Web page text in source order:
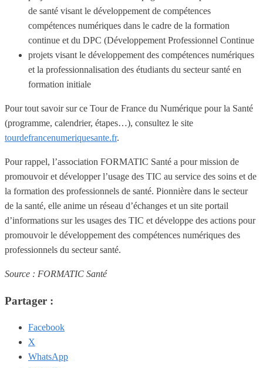
de santé visant le développement de compétences
compétences numériques dans le cadre de la formation
continue et du DPC (Développement Professionnel Continue
projets visant le développement des compétences numériques
et la professionnalisation des étudiants du secteur santé en
formation initiale
Pour tout savoir sur ce Tour de France du Numérique pour la Santé
(programme, calendrier, étapes…), consultez le site
tourdefrancenumeriquesante.fr.
Pour rappel, l’association FORMATIC Santé a pour mission de
promouvoir et développer l’usage des TIC au service des soins et de
la formation des professionnels de santé. Pionnière dans le secteur
de la santé, elle anime un réseau d’échanges et un site portail
d’informations sur les usages des TIC et développe des actions pour
promouvoir le développement des compétences numériques des
professionnels du secteur santé.
Source : FORMATIC Santé
Partager :
Facebook
X
WhatsApp